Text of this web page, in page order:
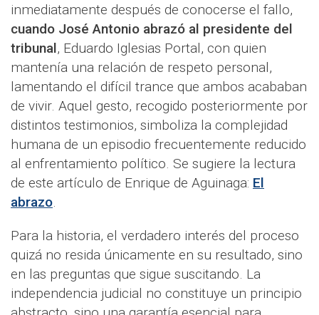
inmediatamente después de conocerse el fallo,
cuando José Antonio abrazó al presidente del
tribunal, Eduardo Iglesias Portal, con quien
mantenía una relación de respeto personal,
lamentando el difícil trance que ambos acababan
de vivir. Aquel gesto, recogido posteriormente por
distintos testimonios, simboliza la complejidad
humana de un episodio frecuentemente reducido
al enfrentamiento político. Se sugiere la lectura
de este artículo de Enrique de Aguinaga: El
abrazo.
Para la historia, el verdadero interés del proceso
quizá no resida únicamente en su resultado, sino
en las preguntas que sigue suscitando. La
independencia judicial no constituye un principio